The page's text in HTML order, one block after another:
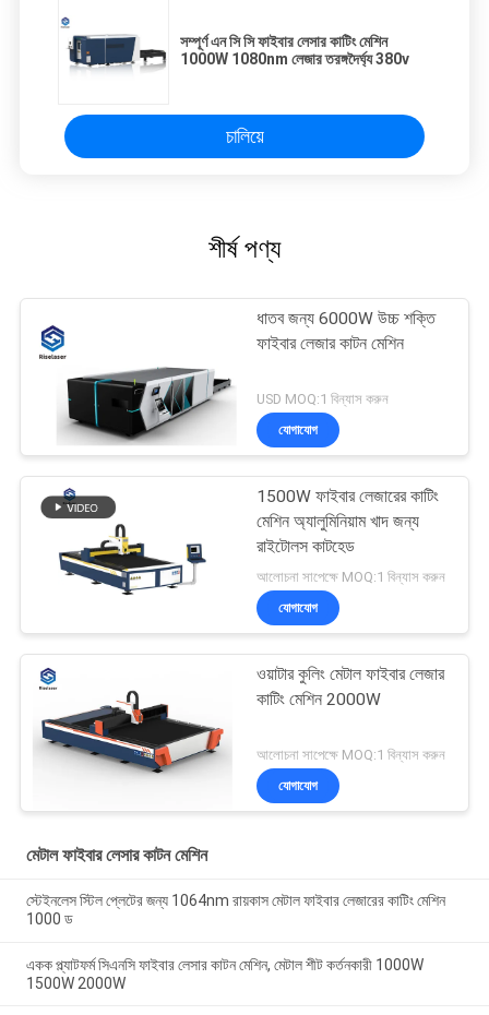
সম্পূর্ণ এন সি সি ফাইবার লেসার কাটিং মেশিন
1000W 1080nm লেজার তরঙ্গদৈর্ঘ্য 380v
চালিয়ে
শীর্ষ পণ্য
ধাতব জন্য 6000W উচ্চ শক্তি
ফাইবার লেজার কাটন মেশিন
USD MOQ:1 বিন্যাস করুন
যোগাযোগ
1500W ফাইবার লেজারের কাটিং
মেশিন অ্যালুমিনিয়াম খাদ জন্য
রাইটোলস কাটহেড
আলোচনা সাপেক্ষে MOQ:1 বিন্যাস করুন
যোগাযোগ
ওয়াটার কুলিং মেটাল ফাইবার লেজার
কাটিং মেশিন 2000W
আলোচনা সাপেক্ষে MOQ:1 বিন্যাস করুন
যোগাযোগ
মেটাল ফাইবার লেসার কাটন মেশিন
স্টেইনলেস স্টিল প্লেটের জন্য 1064nm রায়কাস মেটাল ফাইবার লেজারের কাটিং মেশিন
1000 ড
একক প্ল্যাটফর্ম সিএনসি ফাইবার লেসার কাটন মেশিন, মেটাল শীট কর্তনকারী 1000W
1500W 2000W